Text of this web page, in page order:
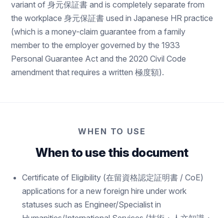
variant of 身元保証書 and is completely separate from
the workplace 身元保証書 used in Japanese HR practice
(which is a money-claim guarantee from a family
member to the employer governed by the 1933
Personal Guarantee Act and the 2020 Civil Code
amendment that requires a written 極度額).
WHEN TO USE
When to use this document
Certificate of Eligibility (在留資格認定証明書 / CoE)
applications for a new foreign hire under work
statuses such as Engineer/Specialist in